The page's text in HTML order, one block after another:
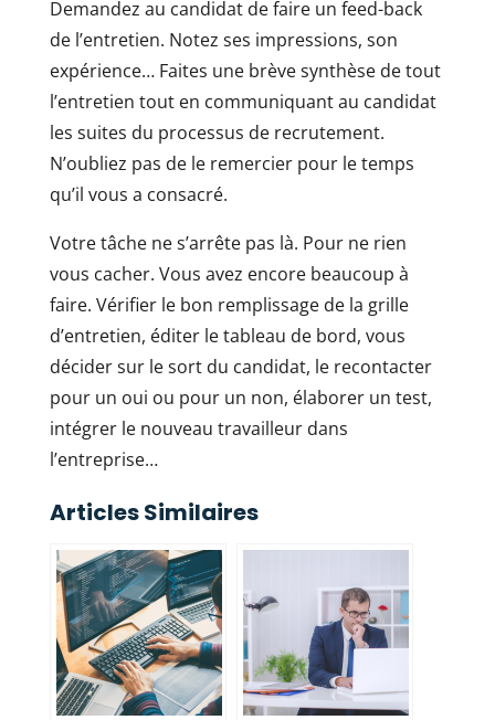
Demandez au candidat de faire un feed-back
de l’entretien. Notez ses impressions, son
expérience… Faites une brève synthèse de tout
l’entretien tout en communiquant au candidat
les suites du processus de recrutement.
N’oubliez pas de le remercier pour le temps
qu’il vous a consacré.
Votre tâche ne s’arrête pas là. Pour ne rien
vous cacher. Vous avez encore beaucoup à
faire. Vérifier le bon remplissage de la grille
d’entretien, éditer le tableau de bord, vous
décider sur le sort du candidat, le recontacter
pour un oui ou pour un non, élaborer un test,
intégrer le nouveau travailleur dans
l’entreprise…
Articles Similaires